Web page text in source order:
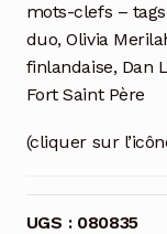
mots-clefs –
duo, Olivia
finlandaise, Dan
Fort Saint Père
(cliquer sur
UGS : 080835